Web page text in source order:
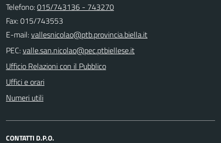
Telefono:015/743136 - 743270
Fax: 015/743553
E-mail:
PEC:
Ufficio Relazioni con il Pubblico
Uffici e orari
Numeri utili
CONTATTI D.P.O.